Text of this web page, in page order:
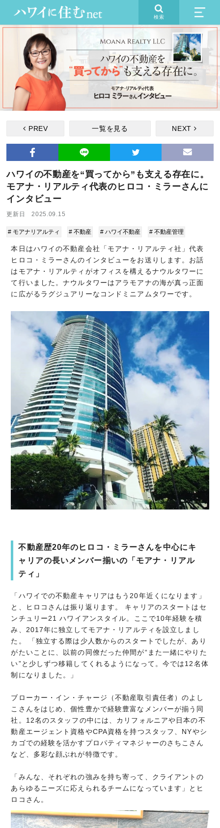
検索
PREV 一覧を見る NEXT
ハワイの不動産を“買ってから”も支える存在に。
モアナ・リアルティ代表のヒロコ・ミラーさんに
インタビュー
更新日 2025.09.15
# モアナリアルティ # 不動産 # ハワイ不動産 # 不動産管理
本日はハワイの不動産会社「モアナ・リアルティ社」代表
ヒロコ・ミラーさんのインタビューをお送りします。お話
はモアナ・リアルティがオフィスを構えるナウルタワーに
て行いました。ナウルタワーはアラモアナの海が真っ正面
に広がるラグジュアリーなコンドミニアムタワーです。
不動産歴20年のヒロコ・ミラーさんを中心にキ
ャリアの長いメンバー揃いの「モアナ・リアル
ティ」
「ハワイでの不動産キャリアはもう20年近くになります」
と、ヒロコさんは振り返ります。 キャリアのスタートはセ
ンチュリー21 ハワイアンスタイル。ここで10年経験を積
み、2017年に独立してモアナ・リアルティを設立しまし
た。 「独立する際は少人数からのスタートでしたが、あり
がたいことに、以前の同僚だった仲間が“また一緒にやりた
い”と少しずつ移籍してくれるようになって。今では12名体
制になりました。」
ブローカー・イン・チャージ（不動産取引責任者）のよし
こさんをはじめ、個性豊かで経験豊富なメンバーが揃う同
社。12名のスタッフの中には、カリフォルニアや日本の不
動産エージェント資格やCPA資格を持つスタッフ、NYやシ
カゴでの経験を活かすプロパティマネジャーのさちこさん
など、多彩な顔ぶれが特徴です。
「みんな、それぞれの強みを持ち寄って、クライアントの
あらゆるニーズに応えられるチームになっています」とヒ
ロコさん。